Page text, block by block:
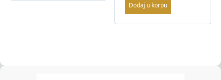
Dodaj u korpu